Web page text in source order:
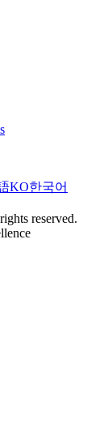
KO한국어
reserved.